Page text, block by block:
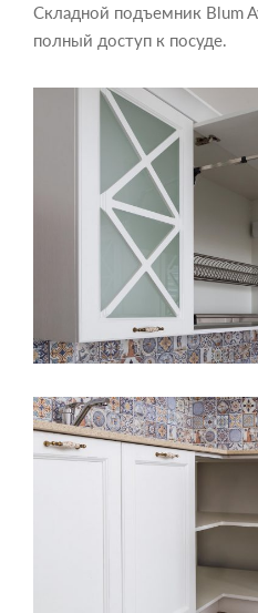
Складной подъемник Blum
полный доступ к посуде.